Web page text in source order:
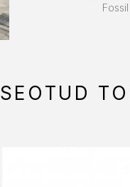
Fossil
SEOTUD